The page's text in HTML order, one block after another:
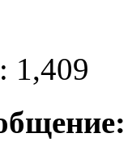
1,409